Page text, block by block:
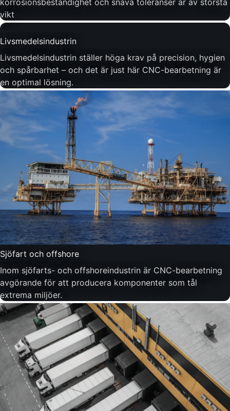
korrosionsbeständighet och snäva toleranser är av största
vikt
Livsmedelsindustrin
Livsmedelsindustrin ställer höga krav på precision, hygien
och spårbarhet – och det är just här CNC-bearbetning är
en optimal lösning.
Sjöfart och offshore
Inom sjöfarts- och offshoreindustrin är CNC-bearbetning
avgörande för att producera komponenter som tål
extrema miljöer.